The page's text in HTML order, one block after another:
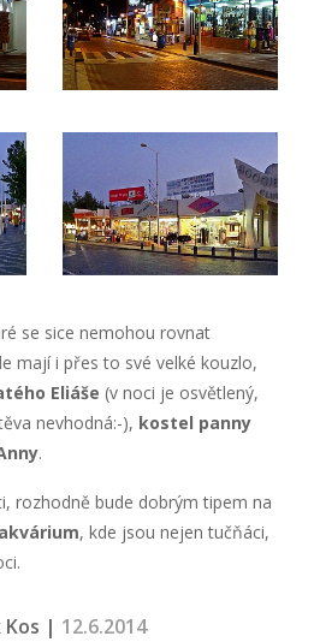
se sice nemohou rovnat
mají i přes to své velké kouzlo,
Eliáše (v noci je osvětlený,
nevhodná:-), kostel panny
.
rozhodně bude dobrým tipem na
, kde jsou nejen tučňáci,
Kos | 12.6.2014